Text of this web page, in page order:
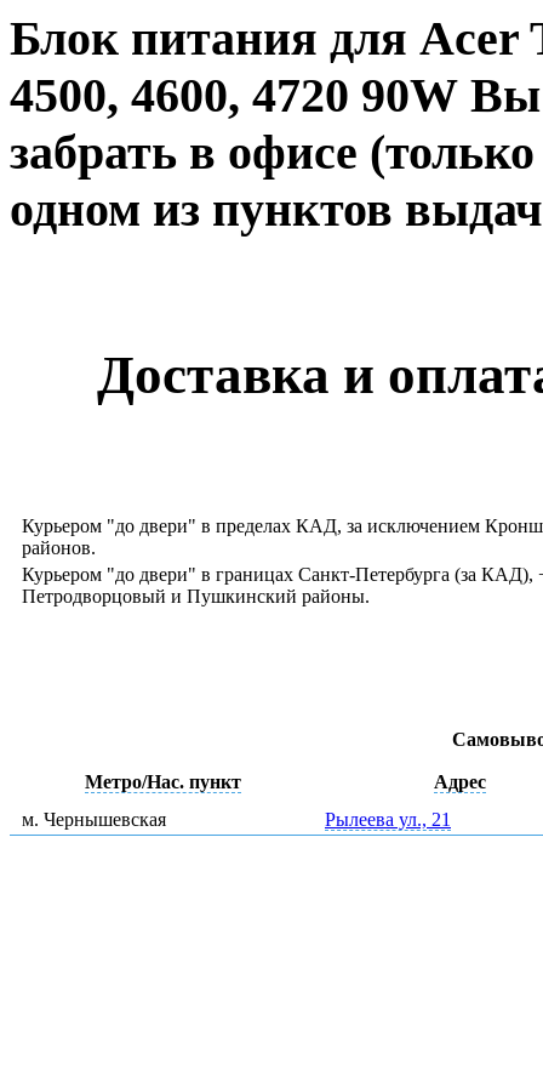
Блок питания для Acer
4500, 4600, 4720 90W
забрать в офисе
одном из пунктов
Доставка и
Курьером "до двери" в пределах КАД, за исключением
районов.
Курьером "до двери" в границах Санкт-Петербурга (за
Петродворцовый и Пушкинский районы.
Метро/Нас. пункт
Адрес
м. Чернышевская
Рылеева ул., 21